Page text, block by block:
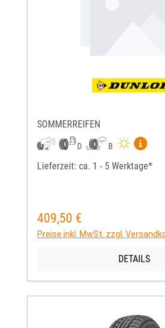
SOMMERREIFEN
D B
Lieferzeit: ca. 1 - 5 Werktage*
Regulärer Preis:
409,50 €
Preise inkl. MwSt. zzgl.
DETAILS